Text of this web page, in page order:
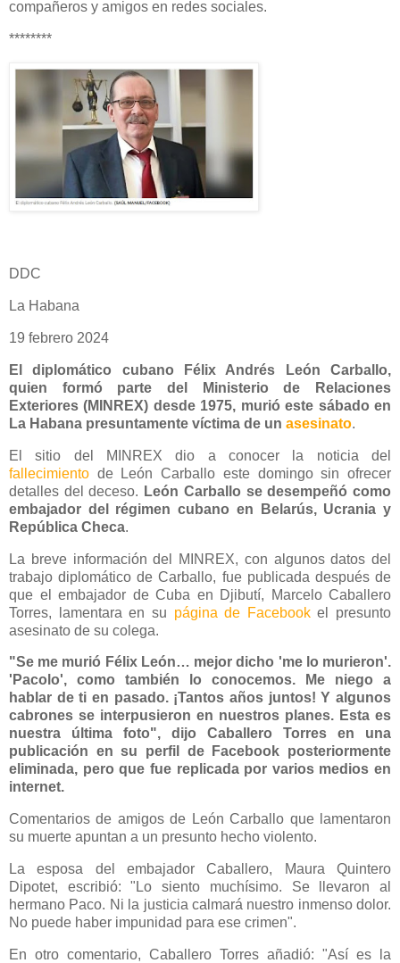
compañeros y amigos en redes sociales.
********
DDC
La Habana
19 febrero 2024
El diplomático cubano Félix Andrés León Carballo,
quien formó parte del Ministerio de Relaciones
Exteriores (MINREX) desde 1975, murió este sábado en
La Habana presuntamente víctima de un asesinato.
El sitio del MINREX dio a conocer la noticia del
fallecimiento de León Carballo este domingo sin ofrecer
detalles del deceso. León Carballo se desempeñó como
embajador del régimen cubano en Belarús, Ucrania y
República Checa.
La breve información del MINREX, con algunos datos del
trabajo diplomático de Carballo, fue publicada después de
que el embajador de Cuba en Djibutí, Marcelo Caballero
Torres, lamentara en su página de Facebookel presunto
asesinato de su colega.
"Se me murió Félix León… mejor dicho 'me lo murieron'.
'Pacolo', como también lo conocemos. Me niego a
hablar de ti en pasado. ¡Tantos años juntos! Y algunos
cabrones se interpusieron en nuestros planes. Esta es
nuestra última foto", dijo Caballero Torres en una
publicación en su perfil de Facebook posteriormente
eliminada, pero que fue replicada por varios medios en
internet.
Comentarios de amigos de León Carballo que lamentaron
su muerte apuntan a un presunto hecho violento.
La esposa del embajador Caballero, Maura Quintero
Dipotet, escribió: "Lo siento muchísimo. Se llevaron al
hermano Paco. Ni la justicia calmará nuestro inmenso dolor.
No puede haber impunidad para ese crimen".
En otro comentario, Caballero Torres añadió: "Así es la